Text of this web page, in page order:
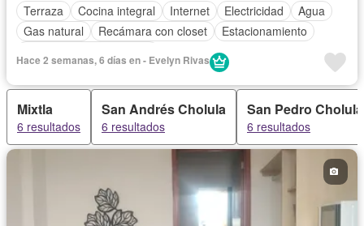
Terraza
Cocina integral Internet Electricidad
Agua
Gas natural
Recámara con closet
Estacionamiento
Hace 2 semanas, 6 días en - Evelyn Rivas
Mixtla
6 resultados
San Andrés Cholula
6 resultados
San Pedro Cholula
6 resultados